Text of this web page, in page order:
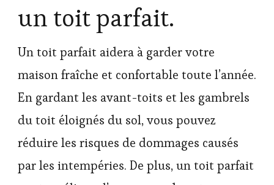
un toit parfait.
Un toit parfait aidera à garder votre
maison fraîche et confortable toute l’année.
En gardant les avant-toits et les gambrels
du toit éloignés du sol, vous pouvez
réduire les risques de dommages causés
par les intempéries. De plus, un toit parfait